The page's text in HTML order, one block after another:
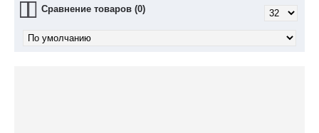
Сравнение товаров (0)